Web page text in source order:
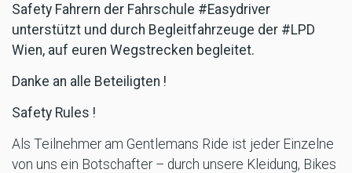
Safety Fahrern der Fahrschule #Easydriver
unterstützt und durch Begleitfahrzeuge der #LPD
Wien, auf euren Wegstrecken begleitet.
Danke an alle Beteiligten !
Safety Rules !
Als Teilnehmer am Gentlemans Ride ist jeder Einzelne
von uns ein Botschafter – durch unsere Kleidung, Bikes